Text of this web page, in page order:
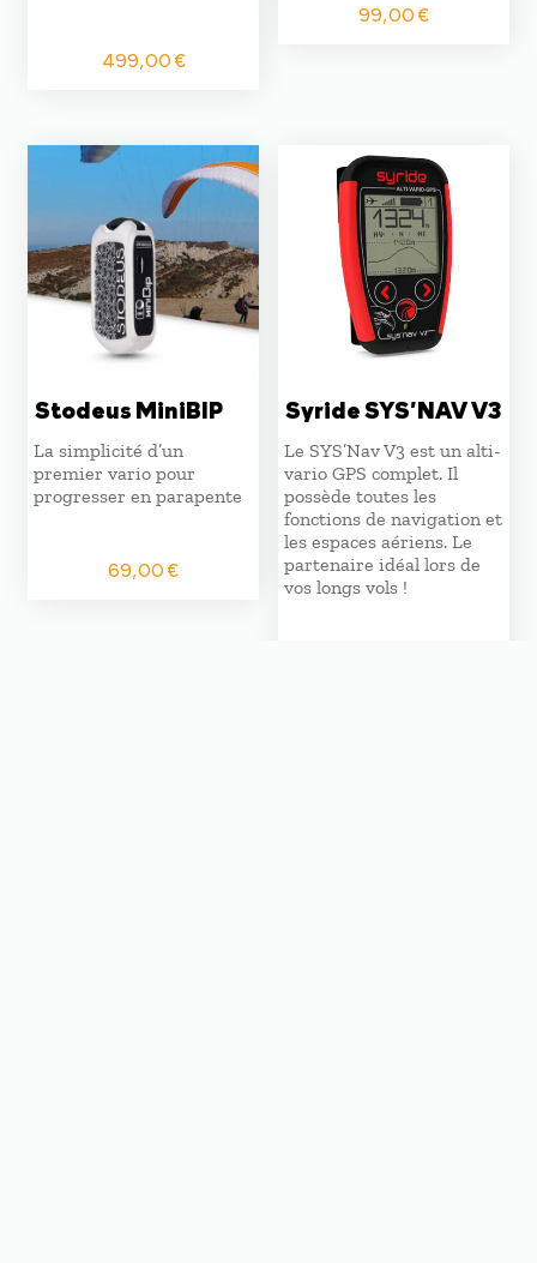
499,00€
99,00€
Stodeus MiniBIP
La simplicité d’un
premier vario pour
progresser en parapente
69,00€
Syride SYS’NAV V3
Le SYS’Nav V3 est un alti-
vario GPS complet. Il
possède toutes les
fonctions de navigation et
les espaces aériens. Le
partenaire idéal lors de
vos longs vols !